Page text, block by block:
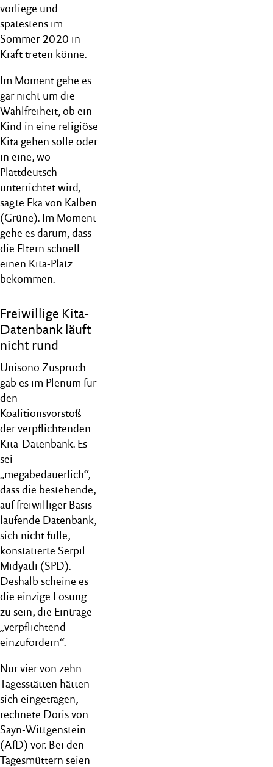
vorliege und
spätestens im
Sommer 2020 in
Kraft treten könne.
Im Moment gehe es
gar nicht um die
Wahlfreiheit, ob ein
Kind in eine religiöse
Kita gehen solle oder
in eine, wo
Plattdeutsch
unterrichtet wird,
sagte Eka von Kalben
(Grüne). Im Moment
gehe es darum, dass
die Eltern schnell
einen Kita-Platz
bekommen.
Freiwillige Kita-
Datenbank läuft
nicht rund
Unisono Zuspruch
gab es im Plenum für
den
Koalitionsvorstoß
der verpflichtenden
Kita-Datenbank. Es
sei
„megabedauerlich“,
dass die bestehende,
auf freiwilliger Basis
laufende Datenbank,
sich nicht fülle,
konstatierte Serpil
Midyatli (SPD).
Deshalb scheine es
die einzige Lösung
zu sein, die Einträge
„verpflichtend
einzufordern“.
Nur vier von zehn
Tagesstätten hätten
sich eingetragen,
rechnete Doris von
Sayn-Wittgenstein
(AfD) vor. Bei den
Tagesmüttern seien